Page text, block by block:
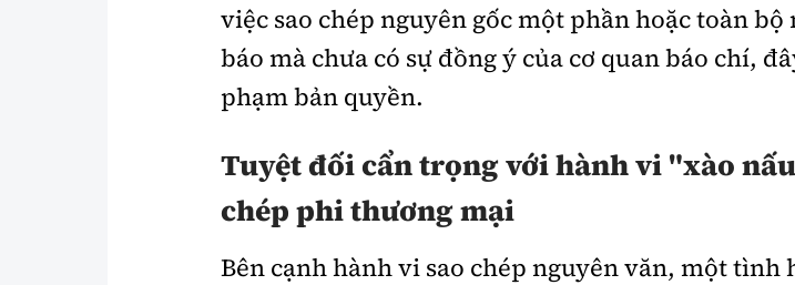
việc sao chép nguyên gốc một phần hoặc toàn
báo mà chưa có sự đồng ý của cơ quan báo chí,
phạm bản quyền.
Tuyệt đối cẩn trọng với hành vi "xào
chép phi thương mại
Bên cạnh hành vi sao chép nguyên văn, một tình